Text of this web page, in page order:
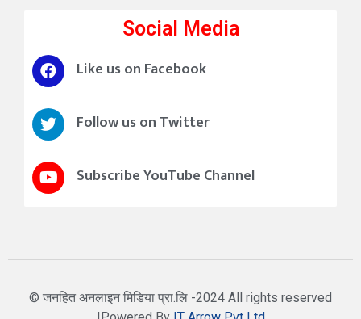
Social Media
Like us on Facebook
Follow us on Twitter
Subscribe YouTube Channel
© जनहित अनलाइन मिडिया प्रा.लि -2024 All rights reserved